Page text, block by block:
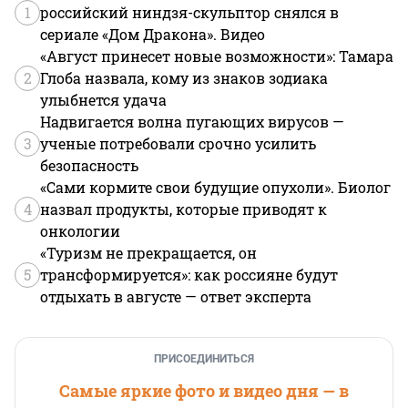
1 российский ниндзя-скульптор снялся в
сериале «Дом Дракона». Видео
2
«Август принесет новые возможности»: Тамара
Глоба назвала, кому из знаков зодиака
улыбнется удача
3
Надвигается волна пугающих вирусов —
ученые потребовали срочно усилить
безопасность
4
«Сами кормите свои будущие опухоли». Биолог
назвал продукты, которые приводят к
онкологии
5
«Туризм не прекращается, он
трансформируется»: как россияне будут
отдыхать в августе — ответ эксперта
ПРИСОЕДИНИТЬСЯ
Самые яркие фото и видео дня — в